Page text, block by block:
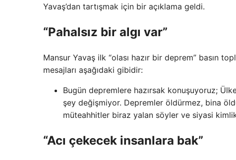
Yavaş’dan tartışmak için bir açıklama geldi.
“Pahalsız bir algı var”
Mansur Yavaş ilk “olası hazır bir deprem” basın
mesajları aşağıdaki gibidir:
Bugün depremlere hazırsak konuşuyoruz;
şey değişmiyor. Depremler öldürmez, bina
müteahhitler biraz yalan söyler ve siyasi
“Acı çekecek insanlara bak”